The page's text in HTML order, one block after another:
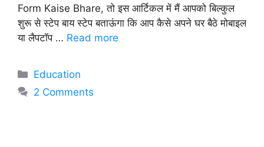
Form Kaise Bhare, तो इस आर्टिकल में मैं आपको बिल्कुल
शुरू से स्टेप बाय स्टेप बताऊंगा कि आप कैसे अपने घर बैठे मोबाइल
या लैपटॉप … Read more
Categories
Education
2 Comments